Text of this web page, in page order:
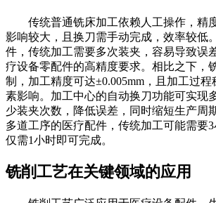
传统普通铣床加工依赖人工操作，精
影响较大，且换刀需手动完成，效率较低
件，传统加工需要多次装夹，容易导致误
疗设备零配件的高精度要求。相比之下，
制，加工精度可达±0.005mm，且加工过程
素影响。加工中心的自动换刀功能可实现
少装夹次数，降低误差，同时缩短生产周
多道工序的医疗配件，传统加工可能需要
仅需1小时即可完成。
铣削工艺在关键领域的应用